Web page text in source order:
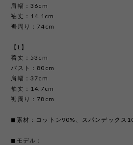
肩幅：36cm
袖丈：14.1cm
裾周り：74cm
【L】
着丈：53cm
バスト：80cm
肩幅：37cm
袖丈：14.7cm
裾周り：78cm
◼︎素材：コットン90%、スパンデックス
◼︎モデル：